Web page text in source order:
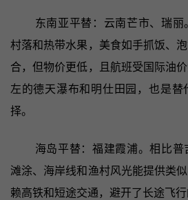
东南亚平替：云南芒市、瑞
村落和热带水果，美食如手抓饭、
合，但物价更低，且航班受国际油
左的德天瀑布和明仕田园，也是替
择。
海岛平替：福建霞浦。相比
滩涂、海岸线和渔村风光能提供类
赖高铁和短途交通，避开了长途飞行